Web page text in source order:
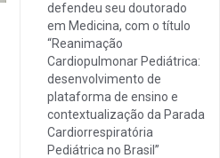
defendeu seu doutorado
em Medicina, com o título
“Reanimação
Cardiopulmonar Pediátrica:
desenvolvimento de
plataforma de ensino e
contextualização da Parada
Cardiorrespiratória
Pediátrica no Brasil”